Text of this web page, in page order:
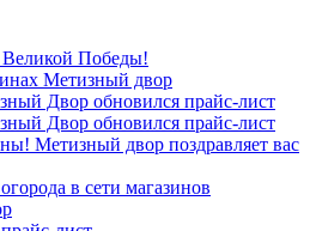
Победы!
Метизный двор
Двор обновился прайс-лист
Двор обновился прайс-лист
Метизный двор поздравляет вас
в сети магазинов